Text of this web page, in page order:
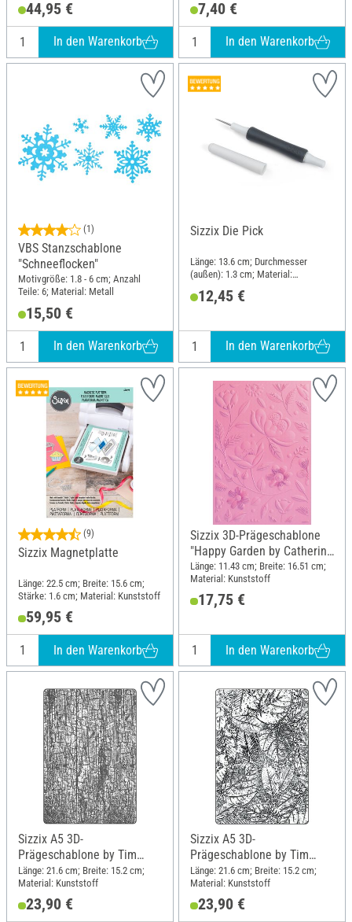
44,95 €
In den Warenkorb
7,40 €
In den Warenkorb
(1)
VBS Stanzschablone
"Schneeflocken"
Motivgröße: 1.8 - 6 cm; Anzahl
Teile: 6; Material: Metall
15,50 €
In den Warenkorb
Sizzix Die Pick
Länge: 13.6 cm; Durchmesser
(außen): 1.3 cm; Material:
12,45 €
In den Warenkorb
(9)
Sizzix Magnetplatte
Länge: 22.5 cm; Breite: 15.6 cm;
Stärke: 1.6 cm; Material: Kunststoff
59,95 €
In den Warenkorb
Sizzix 3D-Prägeschablone
"Happy Garden by Catherine
Pooler"
Länge: 11.43 cm; Breite: 16.51 cm;
Material: Kunststoff
17,75 €
In den Warenkorb
Sizzix A5 3D-
Prägeschablone by Tim
Holtz, Cracked
Länge: 21.6 cm; Breite: 15.2 cm;
Material: Kunststoff
23,90 €
Sizzix A5 3D-
Prägeschablone by Tim
Holtz, Foliage
Länge: 21.6 cm; Breite: 15.2 cm;
Material: Kunststoff
23,90 €